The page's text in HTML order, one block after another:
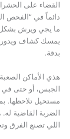
القضاء على
دائماً في “الفحص
ما يجي ويرش
يمسك كشاف ويدور
بدقة.
هذي الأماكن
الجبس، أو حتى في
مستحيل تلاحظها.
الضربة القاضية
اللي تصنع الفرق